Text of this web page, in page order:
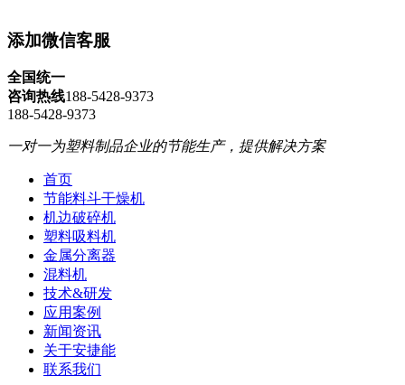
添加微信客服
全国统一
咨询热线188-5428-9373
188-5428-9373
一对一为塑料制品企业的节能生产，提供解决方案
首页
节能料斗干燥机
机边破碎机
塑料吸料机
金属分离器
混料机
技术&研发
应用案例
新闻资讯
关于安捷能
联系我们